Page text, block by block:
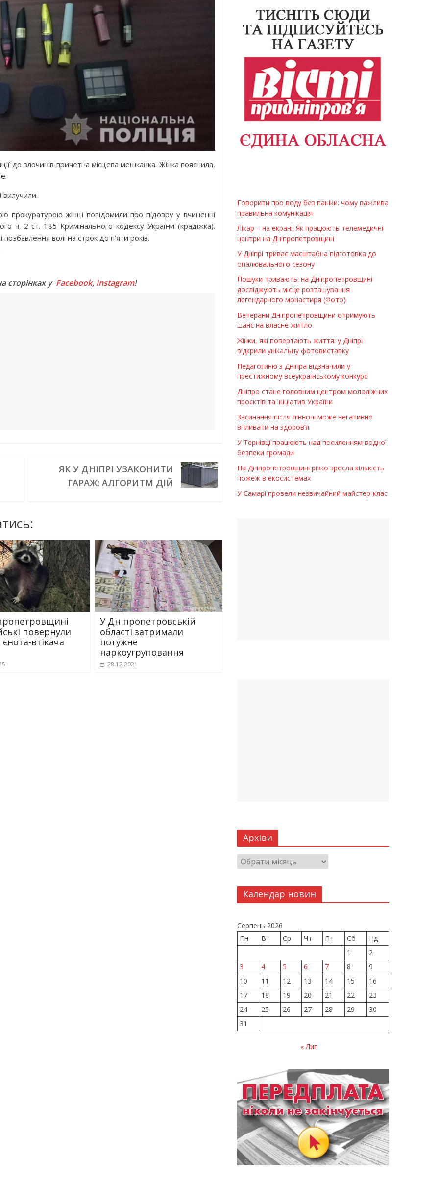
до злочинів причетна місцева мешканка. Жінка пояснила,
вилучили.
прокуратурою жінці повідомили про підозру у вчиненні
ч. 2 ст. 185 Кримінального кодексу України (крадіжка).
волі на строк до п’яти років.
сторінках у Facebook, Instagram!
ЯК У ДНІПРІ УЗАКОНИТИ
ГАРАЖ: АЛГОРИТМ ДІЙ
повернули
втікача
У Дніпропетровській
області затримали
потужне
наркоугруповання
28.12.2021
Говорити про воду без паніки: чому важлива
правильна комунікація
Лікар – на екрані: Як працюють телемедичні
центри на Дніпропетровщині
У Дніпрі триває масштабна підготовка до
опалювального сезону
Пошуки тривають: на Дніпропетровщині
досліджують місце розташування
легендарного монастиря (Фото)
Ветерани Дніпропетровщини отримують
шанс на власне житло
Жінки, які повертають життя: у Дніпрі
відкрили унікальну фотовиставку
Педагогиню з Дніпра відзначили у
престижному всеукраїнському конкурсі
Дніпро стане головним центром молодіжних
проєктів та ініціатив України
Засинання після півночі може негативно
впливати на здоров’я
У Тернівці працюють над посиленням водної
безпеки громади
На Дніпропетровщині різко зросла кількість
пожеж в екосистемах
У Самарі провели незвичайний майстер-клас
Архіви
Календар новин
Серпень 2026
Пн
Вт Ср Чт Пт Сб
Нд
1
2
3
4 5 6 7 8
9
10
11 12 13 14 15
16
17
18 19 20 21 22
23
24
25 26 27 28 29
30
31
« Лип